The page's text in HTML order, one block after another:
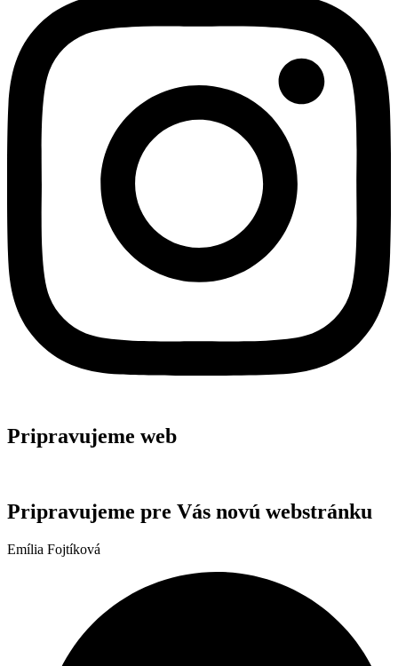
Pripravujeme web
Pripravujeme pre Vás novú webstránku
Emília Fojtíková